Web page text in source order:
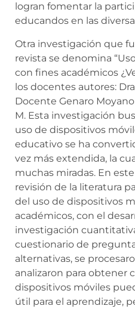
logran fomentar la
educandos en las
Otra investigación que
revista se denomina
con fines académicos
los docentes autores:
Docente Genaro
M. Esta investigación
uso de dispositivos
educativo se ha
vez más extendida, la
muchas miradas. En
revisión de la literatura
del uso de dispositivos
académicos, con el
investigación
cuestionario de
alternativas, se
analizaron para obtener
dispositivos móviles
útil para el aprendizaje,